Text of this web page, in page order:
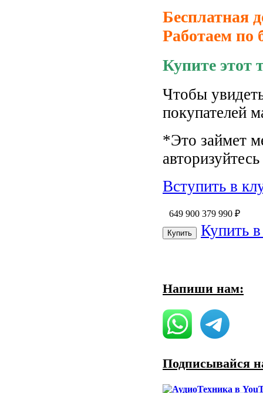
Бесплатная
Работаем по
Купите этот
Чтобы
покупателей
*Это займет
Вступить в
649 900 379 990 ₽
Купить
Напиши нам:
Подписывайся